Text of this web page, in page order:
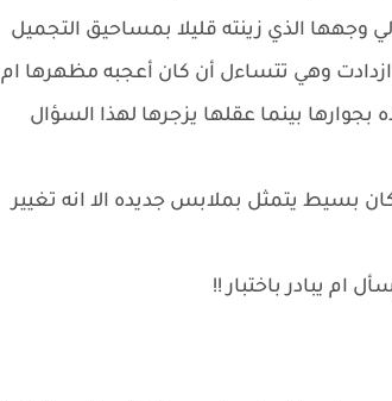
وجهها الذي زينته قليلا بمساحيق التجميل
وهي تتساءل أن كان أعجبه مظهرها ام
بينما عقلها يزجرها لهذا السؤال
بسيط يتمثل بملابس جديده الا انه تغيير
يبادر باختبار !!